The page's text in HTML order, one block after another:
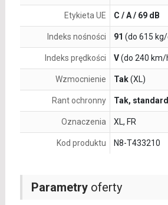
Parametryoferty
Etykieta UE C / A / 69 dB
Indeks nośności 91 (do 615
Indeks prędkości V(do 240 km/
Wzmocnienie Tak(XL)
Rant ochronny Tak,
Oznaczenia XL, FR
Kod produktu N8-T433210